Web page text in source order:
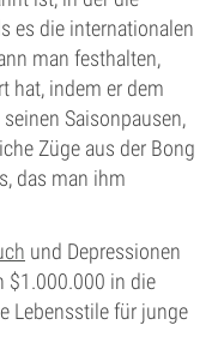
es die internationalen
man festhalten,
hat, indem er dem
Saisonpausen,
Züge aus der Bong
das man ihm
und Depressionen
$1.000.000 in die
Lebensstile für junge